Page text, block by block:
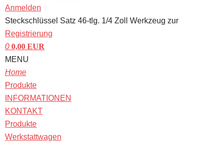
Anmelden
Steckschlüssel Satz 46-tlg. 1/4 Zoll Werkzeug zur
Registrierung
0 0,00 EUR
MENU
Home
Produkte
INFORMATIONEN
KONTAKT
Produkte
Werkstattwagen